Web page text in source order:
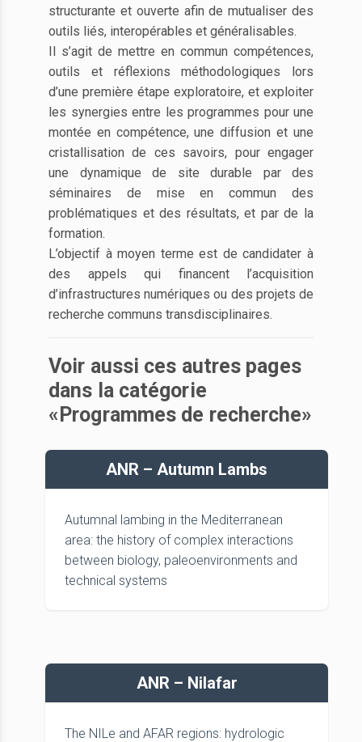
structurante et ouverte afin de mutualiser des
outils liés, interopérables et généralisables.
Il s’agit de mettre en commun compétences,
outils et réflexions méthodologiques lors
d’une première étape exploratoire, et exploiter
les synergies entre les programmes pour une
montée en compétence, une diffusion et une
cristallisation de ces savoirs, pour engager
une dynamique de site durable par des
séminaires de mise en commun des
problématiques et des résultats, et par de la
formation.
L’objectif à moyen terme est de candidater à
des appels qui financent l’acquisition
d’infrastructures numériques ou des projets de
recherche communs transdisciplinaires.
Voir aussi ces autres pages
dans la catégorie
«Programmes de recherche»
ANR – Autumn Lambs
Autumnal lambing in the Mediterranean
area: the history of complex interactions
between biology, paleoenvironments and
technical systems
ANR – Nilafar
The NILe and AFAR regions: hydrologic